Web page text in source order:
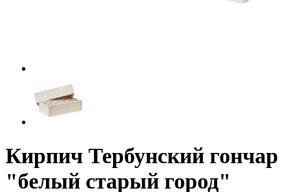
Кирпич Тербунский гончар
"белый старый город"